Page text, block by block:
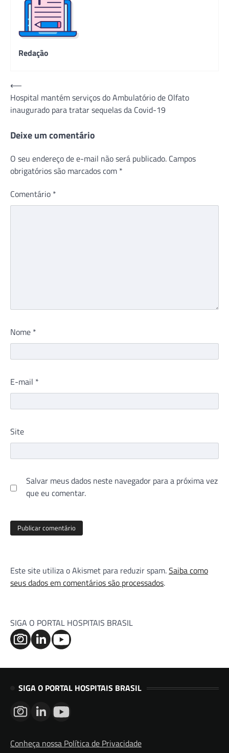
Redação
Navegação
de
Post
⟵
Hospital mantém serviços do Ambulatório de Olfato
inaugurado para tratar sequelas da Covid-19
Deixe um comentário
O seu endereço de e-mail não será publicado. Campos
obrigatórios são marcados com *
Comentário *
Nome *
E-mail *
Site
Salvar meus dados neste navegador para a próxima vez
que eu comentar.
Este site utiliza o Akismet para reduzir spam.Saiba como
seus dados em comentários são processados.
SIGA O PORTAL HOSPITAIS BRASIL
SIGA O PORTAL HOSPITAIS BRASIL
Conheça nossa Política de Privacidade